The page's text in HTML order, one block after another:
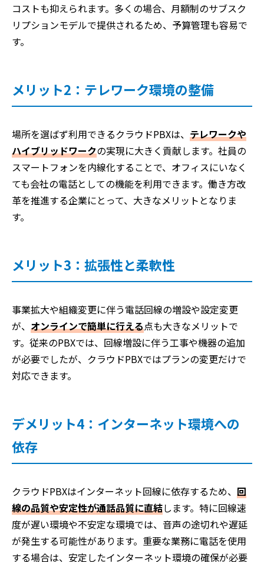
コストも抑えられます。多くの場合、月額制のサブスク
リプションモデルで提供されるため、予算管理も容易で
す。
メリット2：テレワーク環境の整備
場所を選ばず利用できるクラウドPBXは、 テレワークや
ハイブリッドワークの実現に大きく貢献します。社員の
スマートフォンを内線化することで、オフィスにいなく
ても会社の電話としての機能を利用できます。働き方改
革を推進する企業にとって、大きなメリットとなりま
す。
メリット3：拡張性と柔軟性
事業拡大や組織変更に伴う電話回線の増設や設定変更
が、 オンラインで簡単に行える点も大きなメリットで
す。従来のPBXでは、回線増設に伴う工事や機器の追加
が必要でしたが、クラウドPBXではプランの変更だけで
対応できます。
デメリット4：インターネット環境への
依存
クラウドPBXはインターネット回線に依存するため、 回
線の品質や安定性が通話品質に直結します。特に回線速
度が遅い環境や不安定な環境では、音声の途切れや遅延
が発生する可能性があります。重要な業務に電話を使用
する場合は、安定したインターネット環境の確保が必要